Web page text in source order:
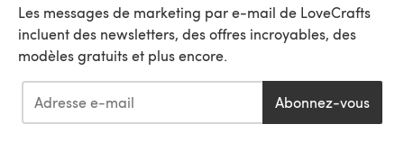
Les messages de marketing par e-mail de LoveCrafts
incluent des newsletters, des offres incroyables, des
modèles gratuits et plus encore.
Abonnez-vous